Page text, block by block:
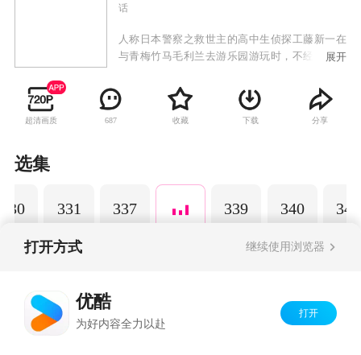
话
人称日本警察之救世主的高中生侦探工藤新一在
与青梅竹马毛利兰去游乐园游玩时，不经意中发
踪，并目睹了黑衣人正在进行可疑交易。不料，
却被另一名黑衣人在背后击晕，被强行灌下一种
名为APTX-4869的毒药，致使身体变小。为了在
为“江户川柯南”，并寄住在毛利兰的家中。作为
侦探，柯南实在看不下去毛利小五郎经常做的一
些“发育不良”的错误推理，便帮助毛利小五郎破
展开
超清画质 687 收藏 下载 分享
选集
330 331 337 339 340 341
打开方式 继续使用浏览器
优酷
为好内容全力以赴
打开